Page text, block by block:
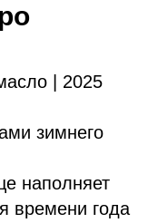
| 2025
зимнего
наполняет
времени года